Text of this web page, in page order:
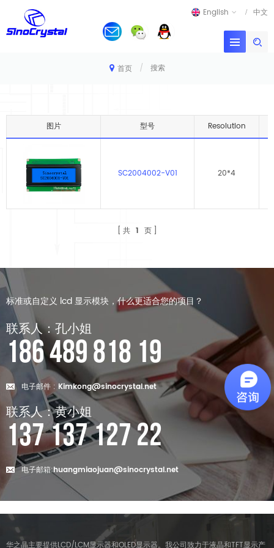
English 中文
首页 / 搜索
图片 型号 Resolution
SC2004002-V01 20*4
共 1 页
标准或自定义 lcd 显示模块，什么更适合您的项目？
联系人：孔小姐
186 489 818 19
电子邮件 : Kimkong@sinocrystal.net
联系人：黄小姐
137 137 127 22
电子邮箱:huangmiaojuan@sinocrystal.net
华之晶主要提供LCD/LCM显示器和OLED显示器。我公司致力于液晶和TFT显示产